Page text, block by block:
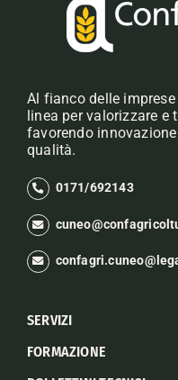
Al fianco delle
linea per valorizzare e
favorendo
qualità.
0171/692143
SERVIZI
FORMAZIONE